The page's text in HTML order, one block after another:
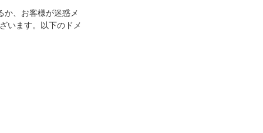
か、お客様が迷惑メ
います。以下のドメ